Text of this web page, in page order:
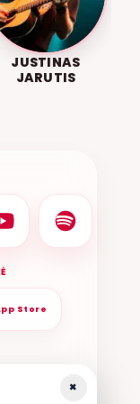
JUSTINAS
JARUTIS
Store
×